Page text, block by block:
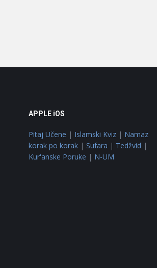
APPLE iOS
Pitaj Učene | Islamski Kviz | Namaz
korak po korak | Sufara | Tedžvid |
Kur'anske Poruke | N-UM